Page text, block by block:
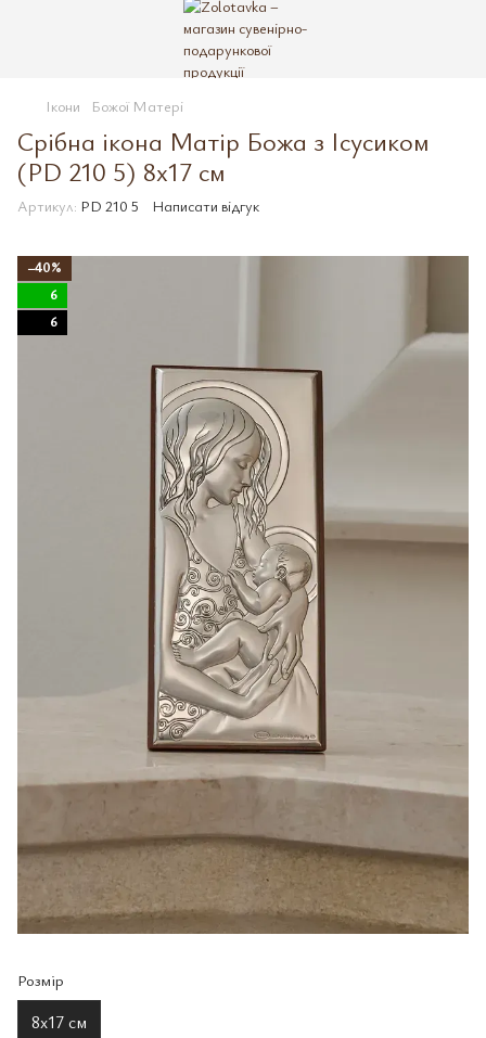
Ікони Божої Матері
Срібна ікона Матір Божа з Ісусиком
(PD 210 5) 8x17 см
Артикул: PD 210 5 Написати відгук
−40%
6
6
Розмір
8x17 см